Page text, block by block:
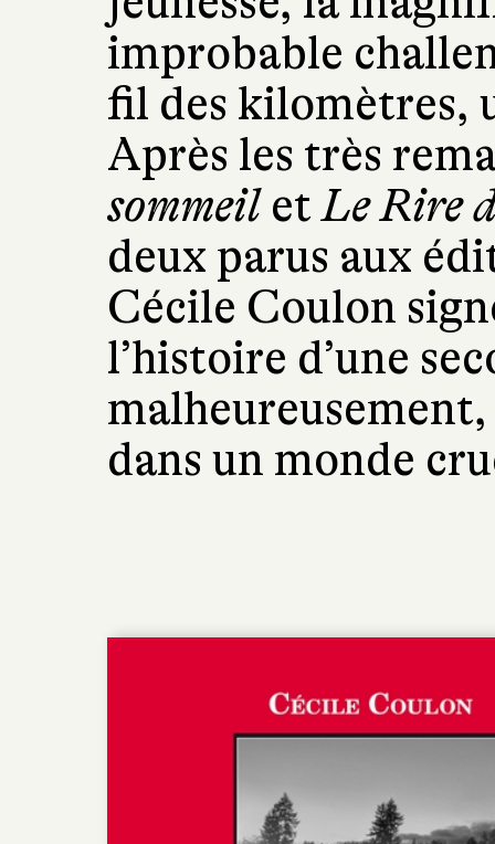
improbable
fil des kilomètres,
Après les très
sommeiletLe Rire
deux parus aux
Cécile Coulon
l’histoire d’une
dans un monde